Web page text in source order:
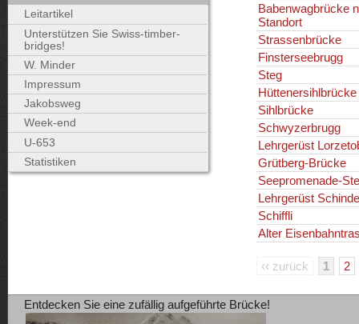
Babenwagbrücke
Standort
Strassenbrücke
Finsterseebrugg
Steg
Hüttenersihlbrücke
Sihlbrücke
Schwyzerbrugg
Lehrgerüst
Grütberg-Brücke
Seepromenade-
Lehrgerüst
Schiffli
Alter
‹‹ zurück 1 2
Leitartikel
Unterstützen Sie Swiss-timber-
bridges!
W. Minder
Impressum
Jakobsweg
Week-end
U-653
Statistiken
Entdecken Sie eine zufällig aufgeführte Brücke!